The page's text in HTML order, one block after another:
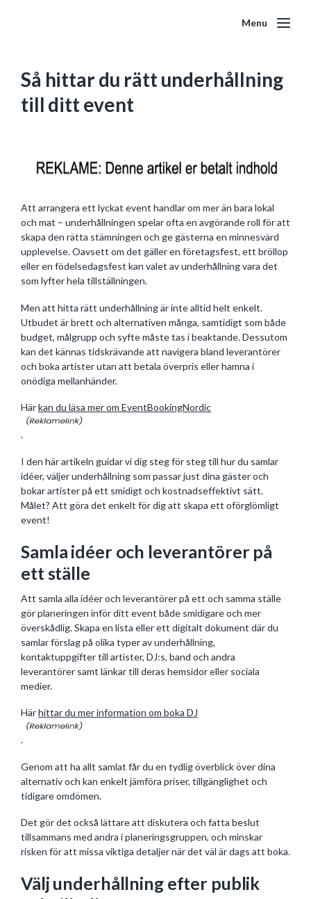
Menu
Så hittar du rätt underhållning
till ditt event
Att arrangera ett lyckat event handlar om mer än bara lokal
och mat – underhållningen spelar ofta en avgörande roll för att
skapa den rätta stämningen och ge gästerna en minnesvärd
upplevelse. Oavsett om det gäller en företagsfest, ett bröllop
eller en födelsedagsfest kan valet av underhållning vara det
som lyfter hela tillställningen.
Men att hitta rätt underhållning är inte alltid helt enkelt.
Utbudet är brett och alternativen många, samtidigt som både
budget, målgrupp och syfte måste tas i beaktande. Dessutom
kan det kännas tidskrävande att navigera bland leverantörer
och boka artister utan att betala överpris eller hamna i
onödiga mellanhänder.
Härkan du läsa mer om EventBookingNordic
.
I den här artikeln guidar vi dig steg för steg till hur du samlar
idéer, väljer underhållning som passar just dina gäster och
bokar artister på ett smidigt och kostnadseffektivt sätt.
Målet? Att göra det enkelt för dig att skapa ett oförglömligt
event!
Samla idéer och leverantörer på
ett ställe
Att samla alla idéer och leverantörer på ett och samma ställe
gör planeringen inför ditt event både smidigare och mer
överskådlig. Skapa en lista eller ett digitalt dokument där du
samlar förslag på olika typer av underhållning,
kontaktuppgifter till artister, DJ:s, band och andra
leverantörer samt länkar till deras hemsidor eller sociala
medier.
Härhittar du mer information om boka DJ
.
Genom att ha allt samlat får du en tydlig överblick över dina
alternativ och kan enkelt jämföra priser, tillgänglighet och
tidigare omdömen.
Det gör det också lättare att diskutera och fatta beslut
tillsammans med andra i planeringsgruppen, och minskar
risken för att missa viktiga detaljer när det väl är dags att boka.
Välj underhållning efter publik